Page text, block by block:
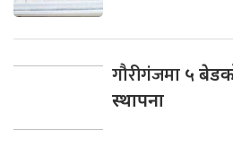
गौरीगंजमा ५
स्थापना